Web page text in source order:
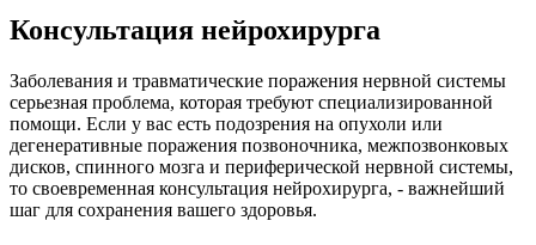
Консультация нейрохирурга
Заболевания и травматические поражения нервной системы
серьезная проблема, которая требуют специализированной
помощи. Если у вас есть подозрения на опухоли или
дегенеративные поражения позвоночника, межпозвонковых
дисков, спинного мозга и периферической нервной системы,
то своевременная консультация нейрохирурга, - важнейший
шаг для сохранения вашего здоровья.